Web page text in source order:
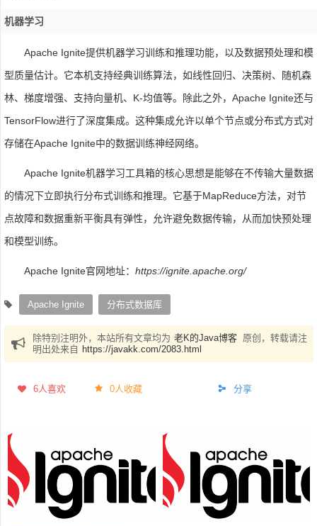
机器学习
Apache Ignite提供机器学习训练和推理功能，以及数据预处理和模
型质量估计。它本机支持经典训练算法，如线性回归、决策树、随机森
林、梯度增强、支持向量机、K-均值等。除此之外，Apache Ignite还与
TensorFlow进行了深度集成。这种集成允许以单个节点或分布式方式对
存储在Apache Ignite中的数据训练神经网络。
Apache Ignite机器学习工具箱的核心思想是能够在不传输大量数据
的情况下立即执行分布式训练和推理。它基于MapReduce方法，对节
点故障和数据重新平衡具有弹性，允许避免数据传输，从而加快预处理
和模型训练。
Apache Ignite官网地址： https://ignite.apache.org/
Apache Ignite 分布式数据库
除特别注明外，本站所有文章均为 老K的Java博客 原创，转载请注
明出处来自 https://javakk.com/2083.html
6人喜欢 0人收藏 分享